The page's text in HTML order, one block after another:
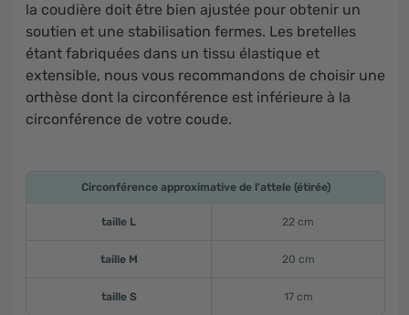
la coudière doit être bien ajustée pour obtenir un
soutien et une stabilisation fermes. Les bretelles
étant fabriquées dans un tissu élastique et
extensible, nous vous recommandons de choisir une
orthèse dont la circonférence est inférieure à la
circonférence de votre coude.
Circonférence approximative de l'attele (étirée)
taille L 22 cm
taille M 20 cm
taille S 17 cm